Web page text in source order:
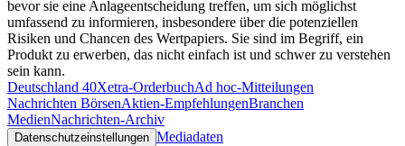
bevor sie eine Anlageentscheidung treffen, um sich möglichst
umfassend zu informieren, insbesondere über die potenziellen
Risiken und Chancen des Wertpapiers. Sie sind im Begriff, ein
Produkt zu erwerben, das nicht einfach ist und schwer zu verstehen
sein kann.
Deutschland 40Xetra-OrderbuchAd hoc-Mitteilungen
Nachrichten BörsenAktien-EmpfehlungenBranchen
MedienNachrichten-Archiv
Datenschutzeinstellungen Mediadaten